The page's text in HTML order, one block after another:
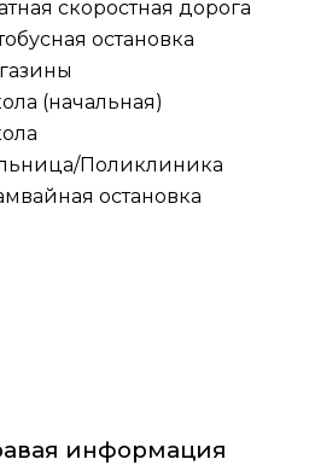
скоростная дорога
остановка
(начальная)
Поликлиника
остановка
информация